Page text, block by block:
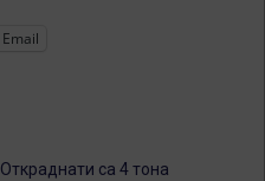
Email
Откраднати са 4 тона